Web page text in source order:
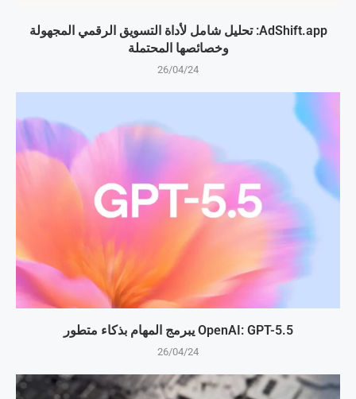
AdShift.app: تحليل شامل لأداة التسويق الرقمي المجهولة
وخصائصها المحتملة
26/04/24
OpenAI: GPT-5.5 يبرمج المهام بذكاء متطور
26/04/24